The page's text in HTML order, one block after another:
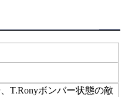
T.Ronyボンバー状態の敵